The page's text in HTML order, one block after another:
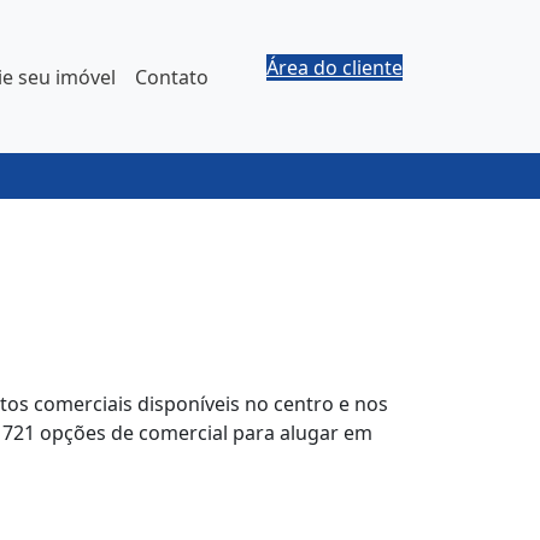
seu imóvel Contato Área do cliente
comerciais disponíveis no centro e nos
opções de comercial para alugar em